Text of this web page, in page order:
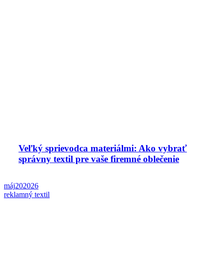
Veľký sprievodca materiálmi: Ako vybrať
správny textil pre vaše firemné oblečenie
máj202026
reklamný textil